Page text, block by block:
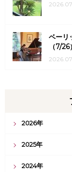
ベーリ
（7/26）
2026年
2025年
2024年